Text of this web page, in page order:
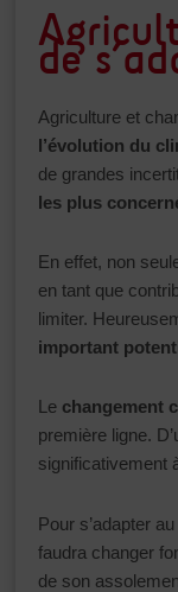
de
Agriculture et
l’évolution du
de grandes
les plus
En effet, non
en tant que
limiter.
important
Lechangement
première ligne.
significativement
Pour s’adapter
faudra changer
de son